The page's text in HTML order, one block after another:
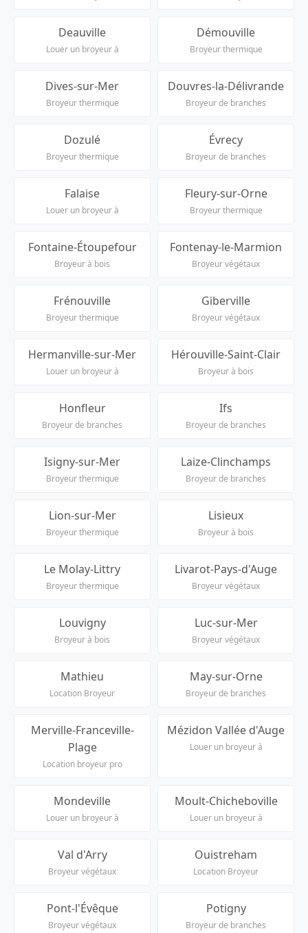
Deauville
Louer un broyeur à
Démouville
Broyeur thermique
Dives-sur-Mer
Broyeur thermique
Douvres-la-Délivrande
Broyeur de branches
Dozulé
Broyeur thermique
Évrecy
Broyeur de branches
Falaise
Louer un broyeur à
Fleury-sur-Orne
Broyeur thermique
Fontaine-Étoupefour
Broyeur à bois
Fontenay-le-Marmion
Broyeur végétaux
Frénouville
Broyeur thermique
Giberville
Broyeur végétaux
Hermanville-sur-Mer
Louer un broyeur à
Hérouville-Saint-Clair
Broyeur à bois
Honfleur
Broyeur de branches
Ifs
Broyeur de branches
Isigny-sur-Mer
Broyeur thermique
Laize-Clinchamps
Broyeur de branches
Lion-sur-Mer
Broyeur thermique
Lisieux
Broyeur à bois
Le Molay-Littry
Broyeur thermique
Livarot-Pays-d'Auge
Broyeur végétaux
Louvigny
Broyeur à bois
Luc-sur-Mer
Broyeur végétaux
Mathieu
Location Broyeur
May-sur-Orne
Broyeur de branches
Merville-Franceville-
Plage
Location broyeur pro
Mézidon Vallée d'Auge
Louer un broyeur à
Mondeville
Louer un broyeur à
Moult-Chicheboville
Louer un broyeur à
Val d'Arry
Broyeur végétaux
Ouistreham
Location Broyeur
Pont-l'Évêque
Broyeur végétaux
Potigny
Broyeur de branches